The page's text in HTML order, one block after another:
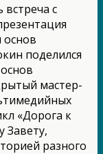
с
основ
поделился
мастер-
«Дорога к
Завету,
разного